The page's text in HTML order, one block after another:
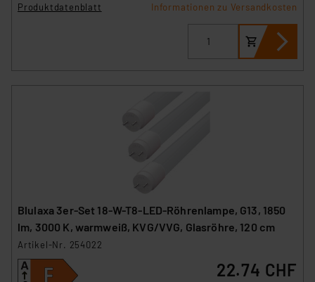
Produktdatenblatt
Informationen zu Versandkosten
Blulaxa 3er-Set 18-W-T8-LED-Röhrenlampe, G13, 1850
lm, 3000 K, warmweiß, KVG/VVG, Glasröhre, 120 cm
Artikel-Nr. 254022
22.74 CHF